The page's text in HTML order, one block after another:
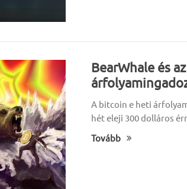
BearWhale és
A bitcoin e heti
hét eleji 300 dolláros
Tovább